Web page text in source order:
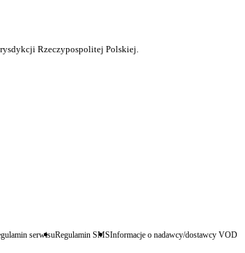
Rzeczypospolitej Polskiej.
serwisuRegulamin SMSInformacje o nadawcy/dostawcy VOD